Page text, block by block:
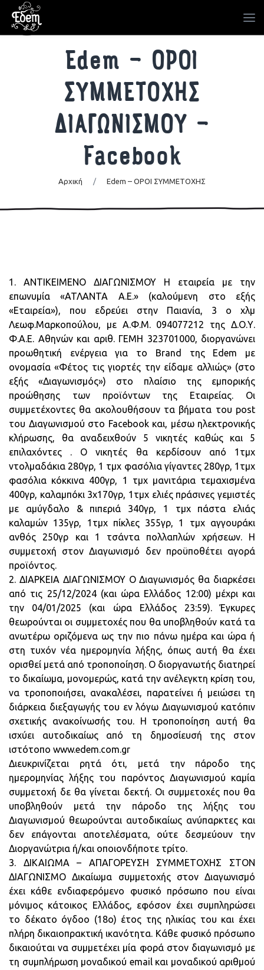
Edem – ΟΡΟΙ
ΣΥΜΜΕΤΟΧΗΣ
ΔΙΑΓΩΝΙΣΜΟΥ –
Facebook
Αρχική / Edem – ΟΡΟΙ ΣΥΜΜΕΤΟΧΗΣ
1. ΑΝΤΙΚΕΙΜΕΝΟ ΔΙΑΓΩΝΙΣΜΟΥ Η εταιρεία με την
επωνυμία «ΑΤΛΑΝΤΑ Α.Ε.» (καλούμενη στο εξής
«Εταιρεία»), που εδρεύει στην Παιανία, 3 ο χλμ
Λεωφ.Μαρκοπούλου, με Α.Φ.Μ. 094077212 της Δ.Ο.Υ.
Φ.Α.Ε. Αθηνών και αριθ. ΓΕΜΗ 323701000, διοργανώνει
προωθητική ενέργεια για το Brand της Edem με
ονομασία «Φέτος τις γιορτές την είδαμε αλλιώς» (στο
εξής «Διαγωνισμός») στο πλαίσιο της εμπορικής
προώθησης των προϊόντων της Εταιρείας. Οι
συμμετέχοντες θα ακολουθήσουν τα βήματα του post
του Διαγωνισμού στο Facebook και, μέσω ηλεκτρονικής
κλήρωσης, θα αναδειχθούν 5 νικητές καθώς και 5
επιλαχόντες . Ο νικητές θα κερδίσουν από 1τμχ
ντολμαδάκια 280γρ, 1 τμχ φασόλια γίγαντες 280γρ, 1τμχ
φασόλια κόκκινα 400γρ, 1 τμχ μανιτάρια τεμαχισμένα
400γρ, καλαμπόκι 3χ170γρ, 1τμχ ελιές πράσινες γεμιστές
με αμύγδαλο & πιπεριά 340γρ, 1 τμχ πάστα ελιάς
καλαμών 135γρ, 1τμχ πίκλες 355γρ, 1 τμχ αγγουράκι
ανθός 250γρ και 1 τσάντα πολλαπλών χρήσεων. Η
συμμετοχή στον Διαγωνισμό δεν προϋποθέτει αγορά
προϊόντος.
2. ΔΙΑΡΚΕΙΑ ΔΙΑΓΩΝΙΣΜΟΥ Ο Διαγωνισμός θα διαρκέσει
από τις 25/12/2024 (και ώρα Ελλάδος 12:00) μέχρι και
την 04/01/2025 (και ώρα Ελλάδος 23:59). Έγκυρες
θεωρούνται οι συμμετοχές που θα υποβληθούν κατά τα
ανωτέρω οριζόμενα ως την πιο πάνω ημέρα και ώρα ή
στη τυχόν νέα ημερομηνία λήξης, όπως αυτή θα έχει
ορισθεί μετά από τροποποίηση. Ο διοργανωτής διατηρεί
το δικαίωμα, μονομερώς, κατά την ανέλεγκτη κρίση του,
να τροποποιήσει, ανακαλέσει, παρατείνει ή μειώσει τη
διάρκεια διεξαγωγής του εν λόγω Διαγωνισμού κατόπιν
σχετικής ανακοίνωσής του. Η τροποποίηση αυτή θα
ισχύει αυτοδικαίως από τη δημοσίευσή της στον
ιστότοπο www.edem.com.gr
Διευκρινίζεται ρητά ότι, μετά την πάροδο της
ημερομηνίας λήξης του παρόντος Διαγωνισμού καμία
συμμετοχή δε θα γίνεται δεκτή. Οι συμμετοχές που θα
υποβληθούν μετά την πάροδο της λήξης του
Διαγωνισμού θεωρούνται αυτοδικαίως ανύπαρκτες και
δεν επάγονται αποτελέσματα, ούτε δεσμεύουν την
Διοργανώτρια ή/και οποιονδήποτε τρίτο.
3. ΔΙΚΑΙΩΜΑ – ΑΠΑΓΟΡΕΥΣΗ ΣΥΜΜΕΤΟΧΗΣ ΣΤΟΝ
ΔΙΑΓΩΝΙΣΜΟ Δικαίωμα συμμετοχής στον Διαγωνισμό
έχει κάθε ενδιαφερόμενο φυσικό πρόσωπο που είναι
μόνιμος κάτοικος Ελλάδος, εφόσον έχει συμπληρώσει
το δέκατο όγδοο (18ο) έτος της ηλικίας του και έχει
πλήρη δικαιοπρακτική ικανότητα. Κάθε φυσικό πρόσωπο
δικαιούται να συμμετέχει μία φορά στον διαγωνισμό με
τη συμπλήρωση μοναδικού email και μοναδικού αριθμού